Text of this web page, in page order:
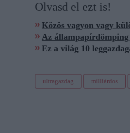
Olvasd el ezt is!
Közös vagyon vagy
Az
Ez a világ 10
ultragazdag milliárdos